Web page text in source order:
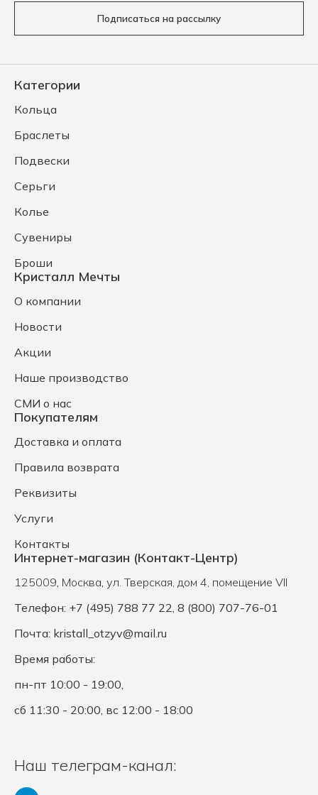
Подписаться на рассылку
Категории
Кольца
Браслеты
Подвески
Серьги
Колье
Сувениры
Броши
Кристалл Мечты
О компании
Новости
Акции
Наше производство
СМИ о нас
Покупателям
Доставка и оплата
Правила возврата
Реквизиты
Услуги
Контакты
Интернет-магазин (Контакт-Центр)
125009, Москва, ул. Тверская, дом 4, помещение VII
Телефон: +7 (495) 788 77 22, 8 (800) 707-76-01
Почта: kristall_otzyv@mail.ru
Время работы:
пн-пт 10:00 - 19:00,
сб 11:30 - 20:00, вс 12:00 - 18:00
Наш телеграм-канал: